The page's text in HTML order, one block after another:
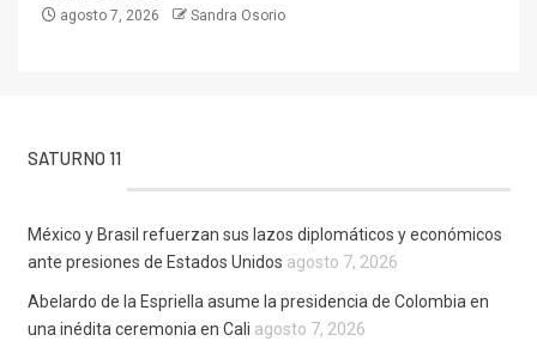
agosto 7, 2026 Sandra Osorio
SATURNO 11
México y Brasil refuerzan sus lazos diplomáticos y económicos
ante presiones de Estados Unidos agosto 7, 2026
Abelardo de la Espriella asume la presidencia de Colombia en
una inédita ceremonia en Cali agosto 7, 2026